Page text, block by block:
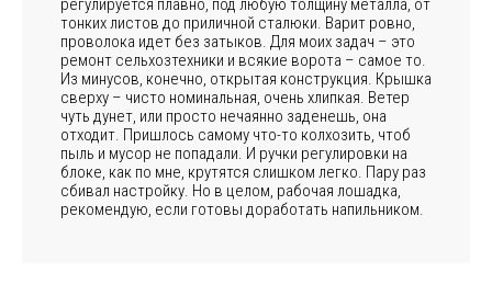
регулируется плавно, под любую толщину металла, от
тонких листов до приличной сталюки. Варит ровно,
проволока идет без затыков. Для моих задач – это
ремонт сельхозтехники и всякие ворота – самое то.
Из минусов, конечно, открытая конструкция. Крышка
сверху – чисто номинальная, очень хлипкая. Ветер
чуть дунет, или просто нечаянно заденешь, она
отходит. Пришлось самому что-то колхозить, чтоб
пыль и мусор не попадали. И ручки регулировки на
блоке, как по мне, крутятся слишком легко. Пару раз
сбивал настройку. Но в целом, рабочая лошадка,
рекомендую, если готовы доработать напильником.